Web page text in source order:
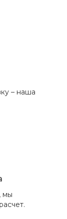
– наша
мы